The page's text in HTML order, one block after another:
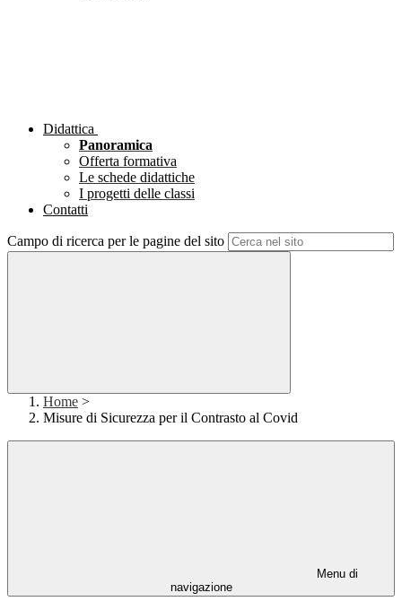
Didattica
Panoramica
Offerta formativa
Le schede didattiche
I progetti delle classi
Contatti
Campo di ricerca per le pagine del sito
Home >
Misure di Sicurezza per il Contrasto al Covid
Menu di
navigazione